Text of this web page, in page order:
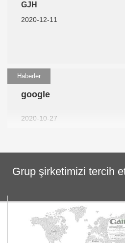
GJH
2020-12-11
Haberler
google
2020-10-27
Grup şirketimizi tercih